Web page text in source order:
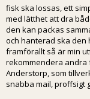
fisk ska lossas, ett
med lätthet att dra
den kan packas
och hanterad ska den
framförallt så är min
rekommendera andra
Anderstorp, som
snabba mail, proffsigt